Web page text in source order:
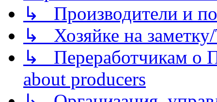
↳ Производители и
↳ Хозяйке на
↳ Переработчикам о
about producers